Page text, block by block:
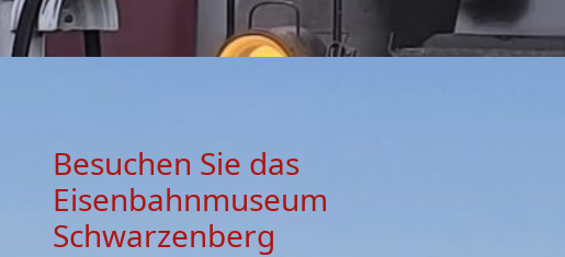
Besuchen Sie das
Eisenbahnmuseum
Schwarzenberg